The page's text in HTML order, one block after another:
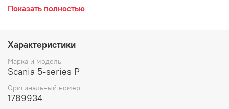
Показать полностью
Характеристики
Марка и модель
Scania 5-series P
Оригинальный номер
1789934